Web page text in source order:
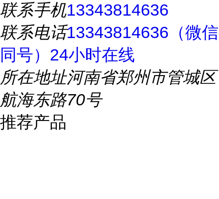
联系手机13343814636
联系电话13343814636（微信
同号）24小时在线
所在地址河南省郑州市管城区
航海东路70号
推荐产品